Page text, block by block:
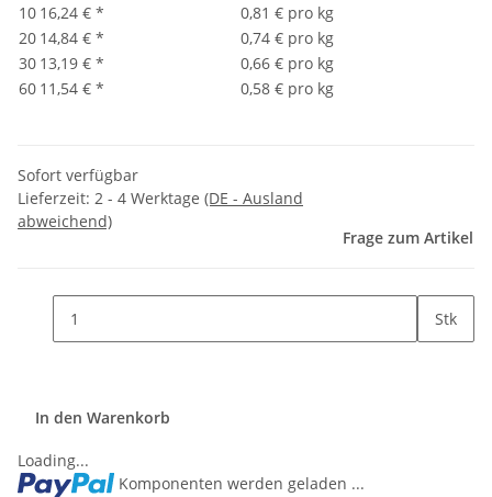
10 16,24 € *
0,81 € pro kg
20 14,84 € *
0,74 € pro kg
30 13,19 € *
0,66 € pro kg
60 11,54 € * 0,58 € pro kg
Sofort verfügbar
Lieferzeit: 2 - 4 Werktage (DE - Ausland
abweichend)
Frage zum Artikel
Stk
In den Warenkorb
Loading...
Komponenten werden geladen ...